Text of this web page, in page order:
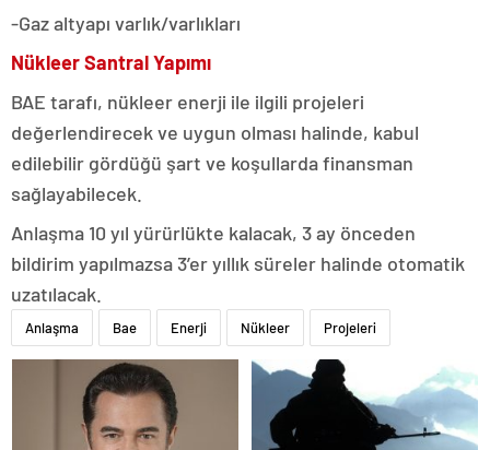
-Gaz altyapı varlık/varlıkları
Nükleer Santral Yapımı
BAE tarafı, nükleer enerji ile ilgili projeleri
değerlendirecek ve uygun olması halinde, kabul
edilebilir gördüğü şart ve koşullarda finansman
sağlayabilecek.
Anlaşma 10 yıl yürürlükte kalacak, 3 ay önceden
bildirim yapılmazsa 3’er yıllık süreler halinde otomatik
uzatılacak.
Anlaşma Bae Enerji Nükleer Projeleri